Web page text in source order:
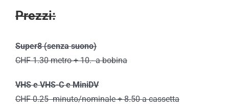
Prezzi:
Super8 (senza suono)
CHF 1.30 metro + 10.- a bobina
VHS e VHS-C e MiniDV
CHF 0.25 minuto/nominale + 8.50 a cassetta